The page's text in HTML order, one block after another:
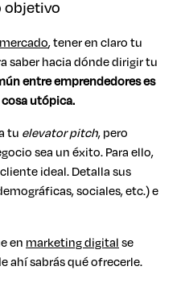
objetivo
, tener en claro tu
saber hacia dónde dirigir tu
entre emprendedores es
utópica.
tu elevator pitch, pero
sea un éxito. Para ello,
ideal. Detalla sus
sociales, etc.) e
en marketing digitalse
ahí sabrás qué ofrecerle.